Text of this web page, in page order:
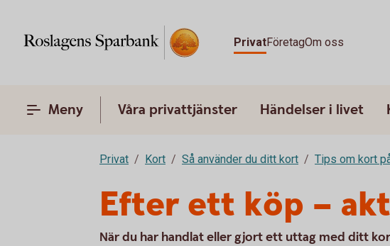
PrivatFöretagOm oss
Meny Våra privattjänster Händelser i livet
Privat Kort Så använder du ditt kort Tips om kort
Efter ett köp –
När du har handlat eller gjort ett uttag med ditt